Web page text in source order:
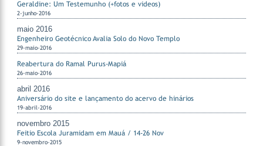
Geraldine: Um Testemunho (+fotos e videos)
2-junho-2016
maio 2016
Engenheiro Geotécnico Avalia Solo do Novo Templo
29-maio-2016
Reabertura do Ramal Purus-Mapiá
26-maio-2016
abril 2016
Aniversário do site e lançamento do acervo de hinários
19-abril-2016
novembro 2015
Feitio Escola Juramidam em Mauá / 14-26 Nov
9-novembro-2015